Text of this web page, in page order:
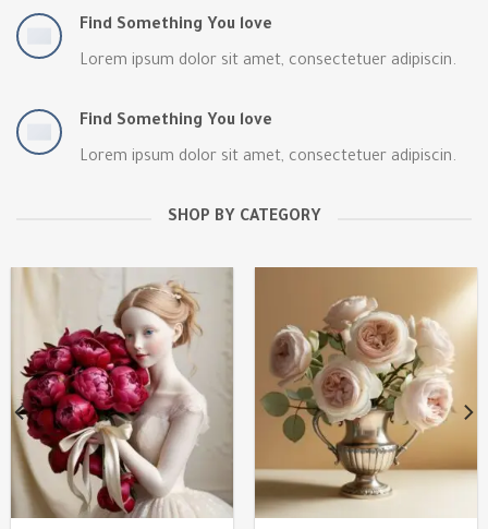
Find Something You love
Lorem ipsum dolor sit amet, consectetuer adipiscin.
Find Something You love
Lorem ipsum dolor sit amet, consectetuer adipiscin.
SHOP BY CATEGORY